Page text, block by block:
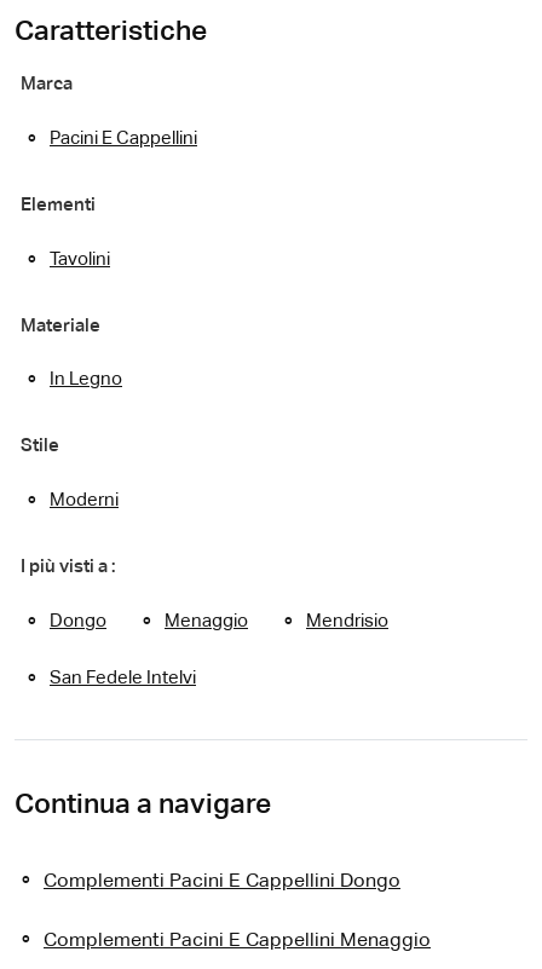
Caratteristiche
Marca
Pacini E Cappellini
Elementi
Tavolini
Materiale
In Legno
Stile
Moderni
I più visti a :
Dongo Menaggio Mendrisio
San Fedele Intelvi
Continua a navigare
Complementi Pacini E Cappellini Dongo
Complementi Pacini E Cappellini Menaggio